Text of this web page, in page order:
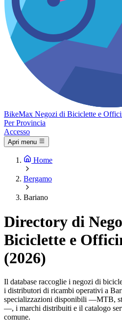
BikeMax Negozi di Biciclette e
Per Provincia
Accesso
Apri menu
Home
Bergamo
Bariano
Directory di
Biciclette e
(2026)
Il database raccoglie i negozi di
i distributori di ricambi operativi a
specializzazioni disponibili —MTB,
—, i marchi distribuiti e il catalogo
comune.